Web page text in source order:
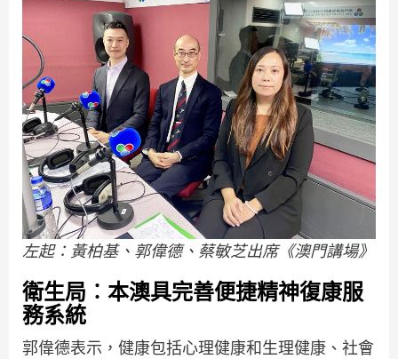
左起：黃柏基、郭偉德、蔡敏芝出席《澳門講場》
衛生局︰本澳具完善便捷精神復康服
務系統
郭偉德表示，健康包括心理健康和生理健康、社會